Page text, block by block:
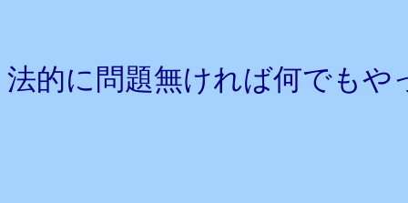
法的に問題無ければ何でもや